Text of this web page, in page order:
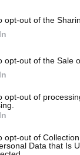
opt-out of the
opt-out of the Sale
opt-out of
opt-out of
Data that Is
in città possa
o un qualsiasi
Il
a lavoro
in molti casi
in questo
informarci
in pratica
funzionalità